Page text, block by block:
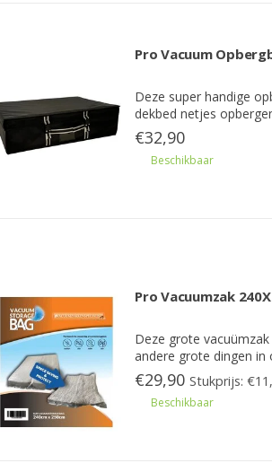
Pro Vacuum
Deze super handige
dekbed netjes
€32,90
Beschikbaar
Pro Vacuumzak
Deze grote
andere grote dingen in
€29,90 Stukprijs:
Beschikbaar